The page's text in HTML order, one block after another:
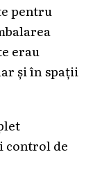
pentru
erau
și în spații
control de